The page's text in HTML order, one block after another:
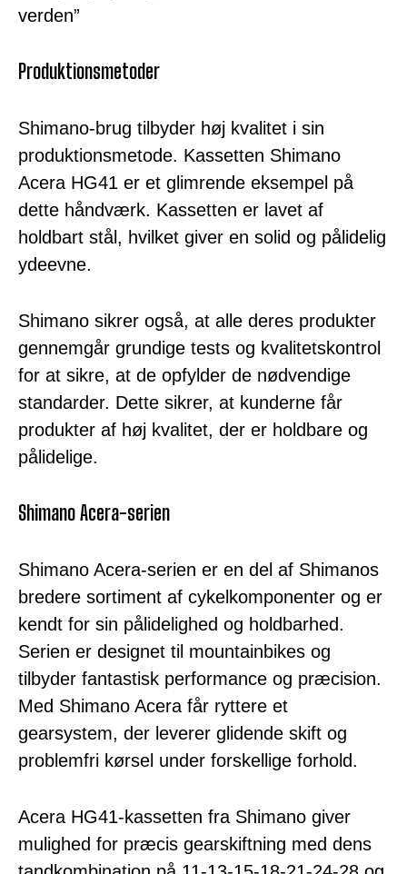
verden”
Produktionsmetoder
Shimano-brug tilbyder høj kvalitet i sin
produktionsmetode. Kassetten Shimano
Acera HG41 er et glimrende eksempel på
dette håndværk. Kassetten er lavet af
holdbart stål, hvilket giver en solid og pålidelig
ydeevne.
Shimano sikrer også, at alle deres produkter
gennemgår grundige tests og kvalitetskontrol
for at sikre, at de opfylder de nødvendige
standarder. Dette sikrer, at kunderne får
produkter af høj kvalitet, der er holdbare og
pålidelige.
Shimano Acera-serien
Shimano Acera-serien er en del af Shimanos
bredere sortiment af cykelkomponenter og er
kendt for sin pålidelighed og holdbarhed.
Serien er designet til mountainbikes og
tilbyder fantastisk performance og præcision.
Med Shimano Acera får ryttere et
gearsystem, der leverer glidende skift og
problemfri kørsel under forskellige forhold.
Acera HG41-kassetten fra Shimano giver
mulighed for præcis gearskiftning med dens